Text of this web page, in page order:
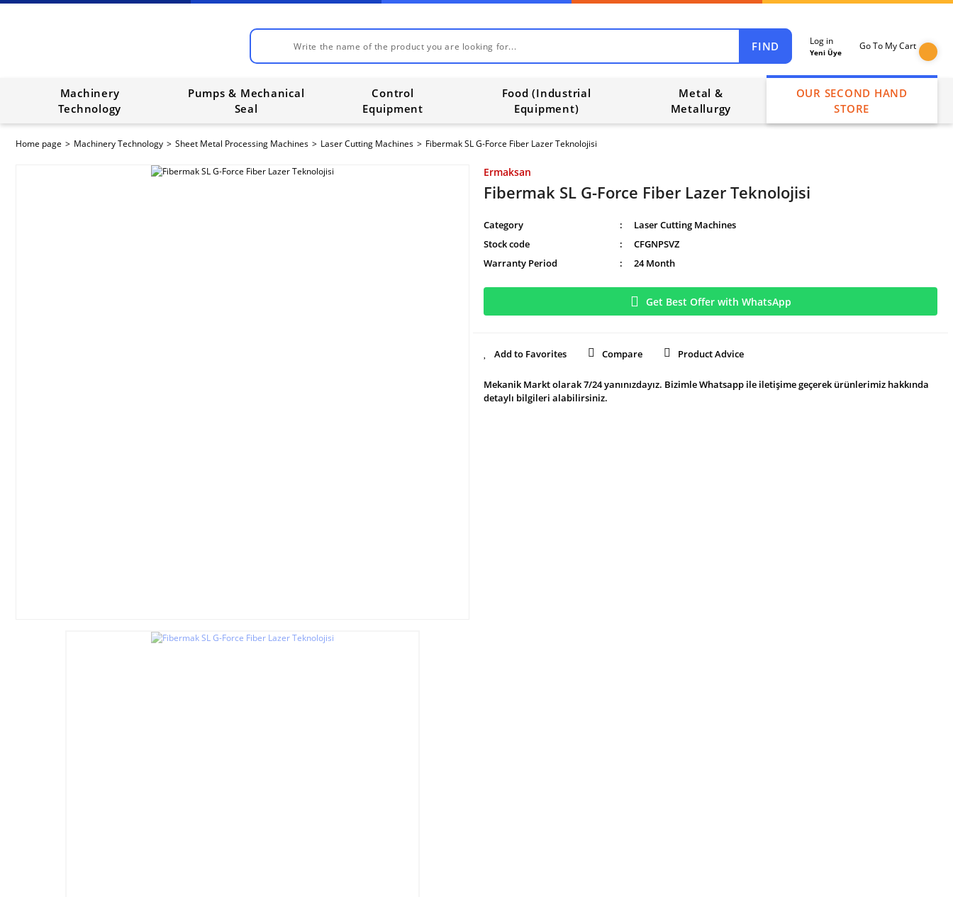
FIND Log in
Yeni Üye
Go To My Cart
Machinery
Technology
Pumps & Mechanical
Seal
Control
Equipment
Food (Industrial
Equipment)
Metal &
Metallurgy
OUR SECOND HAND
STORE
Home page Machinery Technology Sheet Metal Processing Machines Laser Cutting Machines Fibermak SL G-Force Fiber Lazer Teknolojisi
Ermaksan
Fibermak SL G-Force Fiber Lazer Teknolojisi
Category
Laser Cutting Machines
Stock code
CFGNPSVZ
Warranty Period
24 Month
Get Best Offer with WhatsApp
Compare Product Advice
Mekanik Markt olarak 7/24 yanınızdayız. Bizimle Whatsapp ile iletişime geçerek ürünlerimiz hakkında
detaylı bilgileri alabilirsiniz.